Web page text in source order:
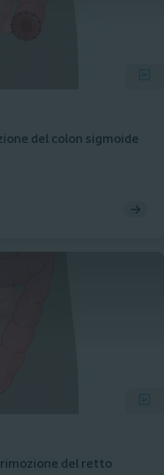
del colon sigmoide
del retto